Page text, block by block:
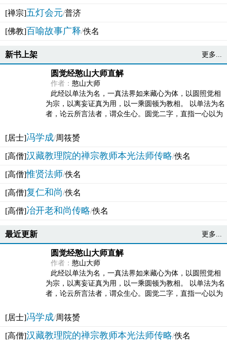
[禅宗]五灯会元/普济
[佛教]百喻故事广释/佚名
新书上架 更多...
圆觉经憨山大师直解
作者： 憨山大师
此经以单法为名，一真法界如来藏心为体，以圆照觉相
为宗，以离妄证真为用，以一乘圆顿为教相。 以单法为名
者，论云所言法者，谓众生心。圆觉二字，直指一心以为
[居士]冯学成/周筱赟
[高僧]汉藏教理院的禅宗教师本光法师传略/佚名
[高僧]惟贤法师/佚名
[高僧]复仁和尚/佚名
[高僧]冶开老和尚传略/佚名
最近更新 更多...
圆觉经憨山大师直解
作者： 憨山大师
此经以单法为名，一真法界如来藏心为体，以圆照觉相
为宗，以离妄证真为用，以一乘圆顿为教相。 以单法为名
者，论云所言法者，谓众生心。圆觉二字，直指一心以为
[居士]冯学成/周筱赟
[高僧]汉藏教理院的禅宗教师本光法师传略/佚名